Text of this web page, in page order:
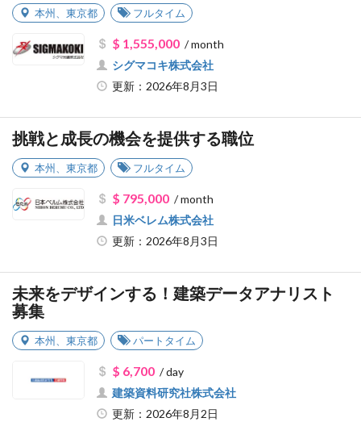
本州 東京都 フルタイム
$ 1,555,000/ month
シグマコキ株式会社
更新：2026年8月3日
挑戦と成長の機会を提供する職位
本州 東京都 フルタイム
$ 795,000/ month
日米ベレム株式会社
更新：2026年8月3日
未来をデザインする！建築データアナリスト
募集
本州 東京都 パートタイム
$ 6,700/ day
建築資料研究社株式会社
更新：2026年8月2日